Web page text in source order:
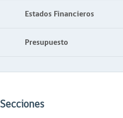
Estados Financieros
Presupuesto
Secciones